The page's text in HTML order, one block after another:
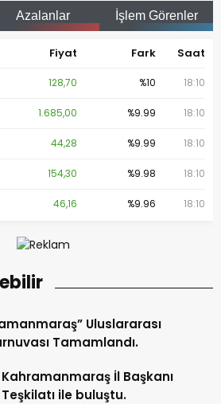
Azalanlar İşlem Görenler
Fiyat Fark Saat
128,70 %10 18:10
1.685,00 %9.99 18:10
44,28 %9.99 18:10
154,30 %9.98 18:10
46,16 %9.96 18:10
Uluslararası
Tamamlandı.
İl Başkanı
ile buluştu.